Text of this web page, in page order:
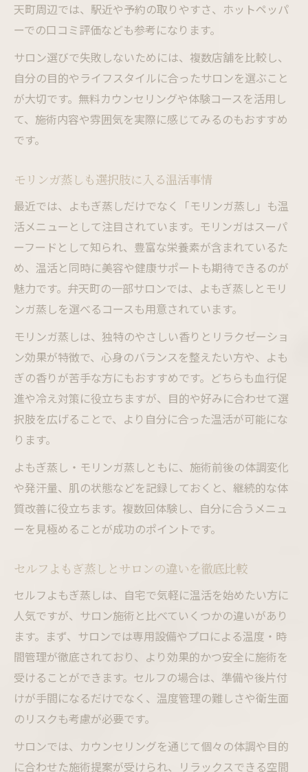
天町周辺では、駅近や予約の取りやすさ、ホットペッパ
ーでの口コミ評価なども参考になります。
サロン選びで失敗しないためには、複数店舗を比較し、
自分の目的やライフスタイルに合ったサロンを選ぶこと
が大切です。無料カウンセリングや体験コースを活用し
て、施術内容や雰囲気を実際に感じてみるのもおすすめ
です。
モリンガ蒸しも選択肢に入る温活事情
最近では、よもぎ蒸しだけでなく「モリンガ蒸し」も温
活メニューとして注目されています。モリンガはスーパ
ーフードとして知られ、豊富な栄養素が含まれているた
め、温活と同時に美容や健康サポートも期待できるのが
魅力です。弁天町の一部サロンでは、よもぎ蒸しとモリ
ンガ蒸しを選べるコースも用意されています。
モリンガ蒸しは、独特のやさしい香りとリラクゼーショ
ン効果が特徴で、心身のバランスを整えたい方や、よも
ぎの香りが苦手な方にもおすすめです。どちらも血行促
進や冷え対策に役立ちますが、目的や好みに合わせて選
択肢を広げることで、より自分に合った温活が可能にな
ります。
よもぎ蒸し・モリンガ蒸しともに、施術前後の体調変化
や発汗量、肌の状態などを記録しておくと、継続的な体
質改善に役立ちます。複数回体験し、自分に合うメニュ
ーを見極めることが成功のポイントです。
セルフよもぎ蒸しとサロンの違いを徹底比較
セルフよもぎ蒸しは、自宅で気軽に温活を始めたい方に
人気ですが、サロン施術と比べていくつかの違いがあり
ます。まず、サロンでは専用設備やプロによる温度・時
間管理が徹底されており、より効果的かつ安全に施術を
受けることができます。セルフの場合は、準備や後片付
けが手間になるだけでなく、温度管理の難しさや衛生面
のリスクも考慮が必要です。
サロンでは、カウンセリングを通じて個々の体調や目的
に合わせた施術提案が受けられ、リラックスできる空間